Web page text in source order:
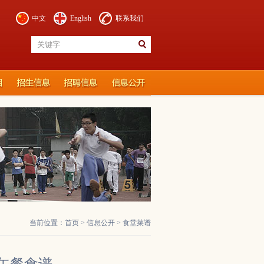
中文 English 联系我们
当前位置： 首页 > 信息公开 > 食堂菜谱